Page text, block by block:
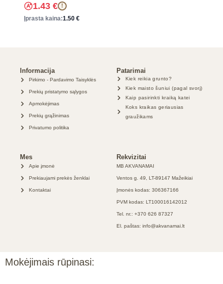
1.43 € !
Įprasta kaina:1.50 €
Informacija
Pirkimo - Pardavimo Taisyklės
Prekių pristatymo sąlygos
Apmokėjimas
Prekių grąžinimas
Privatumo politika
Patarimai
Kiek reikia grunto?
Kiek maisto šuniui (pagal svorį)
Kaip pasirinkti kraiką katei
Koks kraikas geriausias
graužikams
Mes
Apie įmonė
Prekiaujami prekės ženklai
Kontaktai
Rekvizitai
MB AKVANAMAI
Ventos g. 49, LT-89147 Mažeikiai
Įmonės kodas: 306367166
PVM kodas: LT100016142012
Tel. nr.: +370 626 87327
El. paštas: info@akvanamai.lt
Mokėjimais rūpinasi: